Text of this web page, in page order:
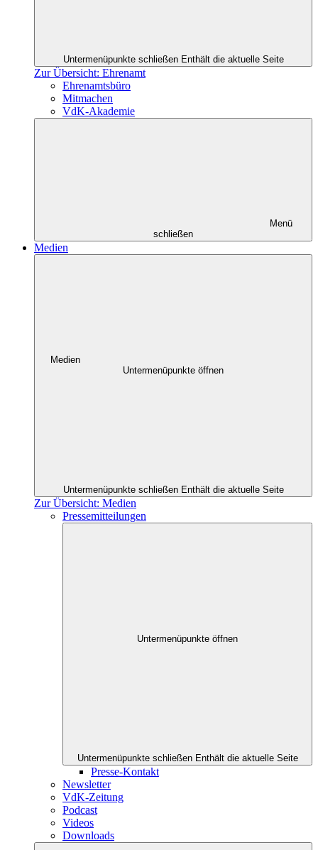
Untermenüpunkte schließen Enthält die aktuelle Seite
Zur Übersicht: Ehrenamt
Ehrenamtsbüro
Mitmachen
VdK-Akademie
Menü
schließen
Medien
Medien
Untermenüpunkte öffnen
Untermenüpunkte schließen Enthält die aktuelle Seite
Zur Übersicht: Medien
Pressemitteilungen
Untermenüpunkte öffnen
Untermenüpunkte schließen Enthält die aktuelle Seite
Presse-Kontakt
Newsletter
VdK-Zeitung
Podcast
Videos
Downloads